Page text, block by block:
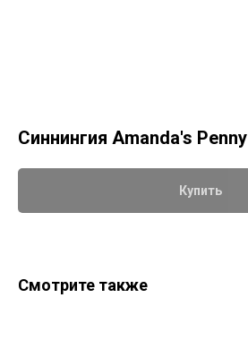
Синнингия Amanda's Penny
Купить
Смотрите также